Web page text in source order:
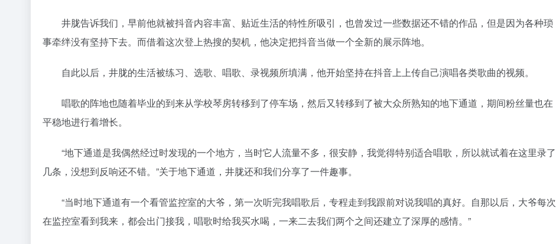
井胧告诉我们，早前他就被抖音内容丰富、贴近生活的特性所吸引，也曾发过一些数据还不错的作品，但是因为各种琐
事牵绊没有坚持下去。而借着这次登上热搜的契机，他决定把抖音当做一个全新的展示阵地。
自此以后，井胧的生活被练习、选歌、唱歌、录视频所填满，他开始坚持在抖音上上传自己演唱各类歌曲的视频。
唱歌的阵地也随着毕业的到来从学校琴房转移到了停车场，然后又转移到了被大众所熟知的地下通道，期间粉丝量也在
平稳地进行着增长。
“地下通道是我偶然经过时发现的一个地方，当时它人流量不多，很安静，我觉得特别适合唱歌，所以就试着在这里录了
几条，没想到反响还不错。”关于地下通道，井胧还和我们分享了一件趣事。
“当时地下通道有一个看管监控室的大爷，第一次听完我唱歌后，专程走到我跟前对说我唱的真好。自那以后，大爷每次
在监控室看到我来，都会出门接我，唱歌时给我买水喝，一来二去我们两个之间还建立了深厚的感情。”